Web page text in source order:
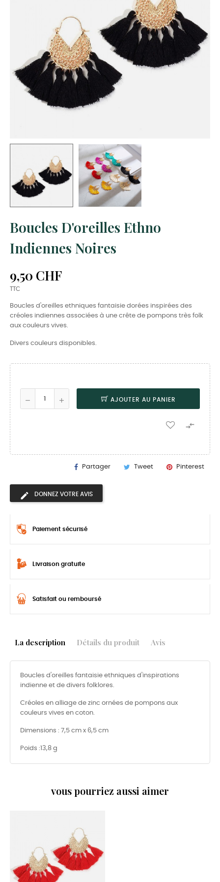
Boucles D'oreilles Ethno
Indiennes Noires
9,50 CHF
TTC
Boucles d'oreilles ethniques fantaisie dorées inspirées des
créoles indiennes associées à une crête de pompons très folk
aux couleurs vives.
Divers couleurs disponibles.
AJOUTER AU PANIER

Partager Tweet Pinterest
DONNEZ VOTRE AVIS
Paiement sécurisé
Livraison gratuite
Satisfait ou remboursé
La description Détails du produit Avis
Boucles d'oreilles fantaisie ethniques d'inspirations
indienne et de divers folklores.
Créoles en alliage de zinc ornées de pompons aux
couleurs vives en coton.
Dimensions : 7,5 cm x 6,5 cm
Poids :13,8 g
vous pourriez aussi aimer